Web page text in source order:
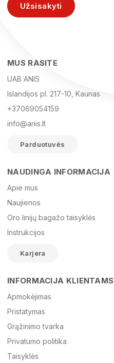
El. paštas
Žinutė
Užsisakyti
MUS RASITE
UAB ANIS
Islandijos pl. 217-10, Kaunas
+37069054159
info@anis.lt
Parduotuvės
NAUDINGA INFORMACIJA
Apie mus
Naujienos
Oro linijų bagažo taisyklės
Instrukcijos
Karjera
INFORMACIJA KLIENTAMS
Apmokėjimas
Pristatymas
Grąžinimo tvarka
Privatumo politika
Taisyklės